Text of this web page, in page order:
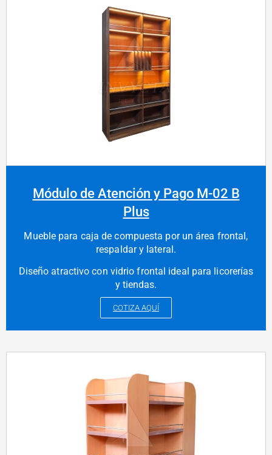
Módulo de Atención y Pago M-02 B
Plus
Mueble para caja de compuesta por un área frontal,
respaldar y lateral.
Diseño atractivo con vidrio frontal ideal para licorerías
y tiendas.
COTIZA AQUÍ